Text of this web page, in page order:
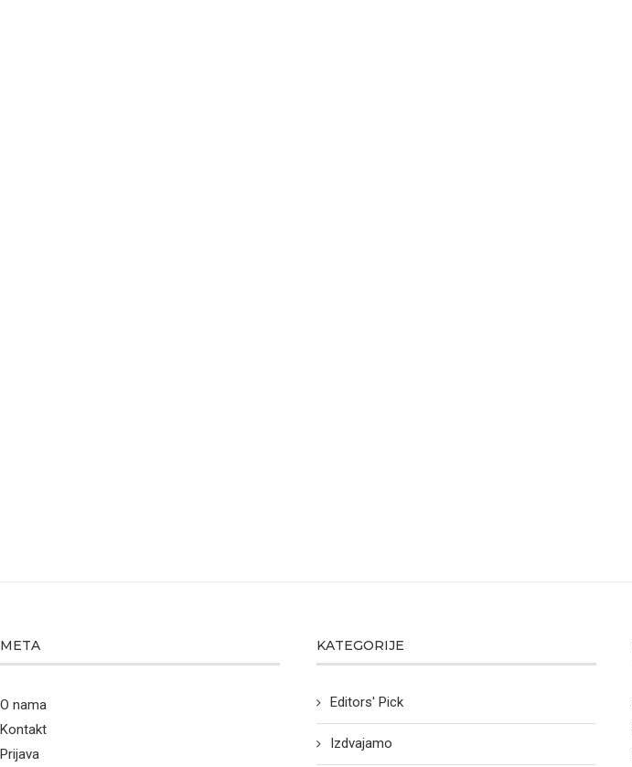
META
O nama
Kontakt
Prijava
KATEGORIJE
Editors' Pick
Izdvajamo